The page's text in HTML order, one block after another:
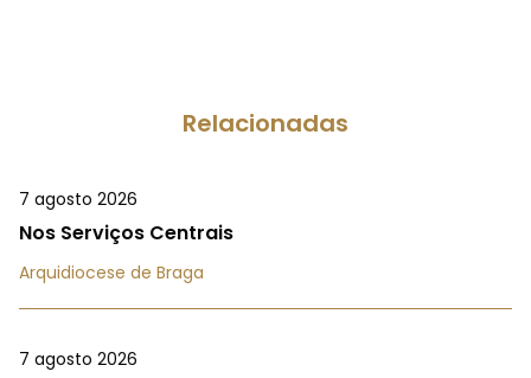
Relacionadas
7 agosto 2026
Nos Serviços Centrais
Arquidiocese de Braga
7 agosto 2026